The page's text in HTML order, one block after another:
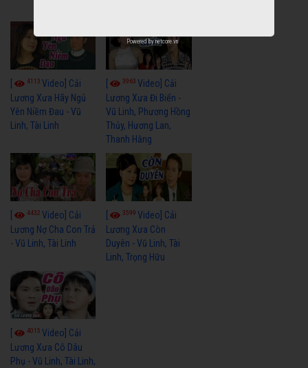
4113 Video] Cải
Lương Xưa Hãy Ngủ
Yên Niềm Đau - Vũ
Linh, Tài Linh
3963Video] Cải
Lương Xưa Đi Biển -
Vũ Linh, Phương Hồng
Thủy, Hương Lan,
Thanh Hằng
4432 Video] Cải
Lương Nợ Cha Con Trả
- Vũ Linh, Tài Linh
3599Video] Cải
Lương Xưa Còn
Duyên - Vũ Linh, Tài
Linh, Trọng Hữu
[ 4015 Video] Cải
Lương Xưa Cô Dâu
Phụ - Vũ Linh, Tài Linh,
Powered bynetcore.vn